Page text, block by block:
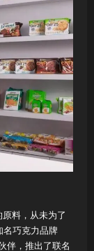
料，从未为了
名巧克力品牌
伴，推出了联名